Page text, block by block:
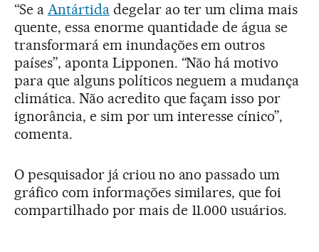
“Se a Antártidadegelar ao ter um clima mais
quente, essa enorme quantidade de água se
transformará em inundações em outros
países”, aponta Lipponen. “Não há motivo
para que alguns políticos neguem a mudança
climática. Não acredito que façam isso por
ignorância, e sim por um interesse cínico”,
comenta.
O pesquisador já criou no ano passado um
gráfico com informações similares, que foi
compartilhado por mais de 11.000 usuários.